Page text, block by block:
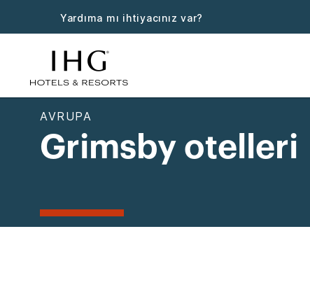
Yardıma mı ihtiyacınız var?
AVRUPA
Grimsby otelleri